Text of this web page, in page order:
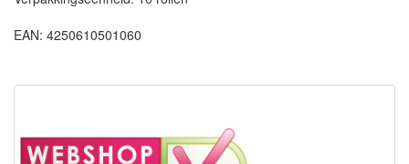
EAN: 4250610501060